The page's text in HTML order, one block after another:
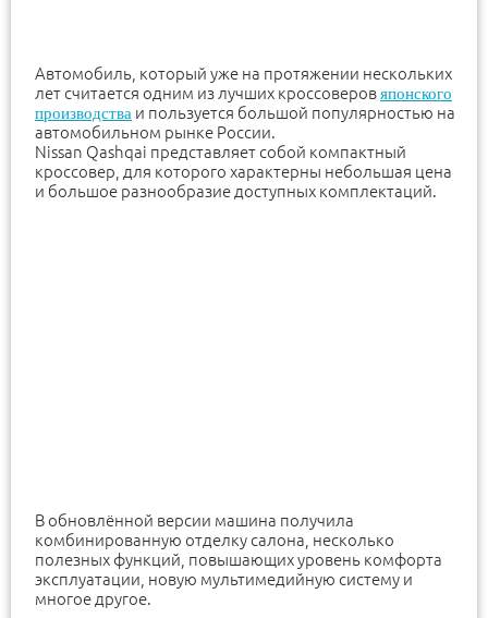
Автомобиль, который уже на протяжении нескольких
лет считается одним из лучших кроссоверовяпонского
производства и пользуется большой популярностью на
автомобильном рынке России.
Nissan Qashqai представляет собой компактный
кроссовер, для которого характерны небольшая цена
и большое разнообразие доступных комплектаций.
В обновлённой версии машина получила
комбинированную отделку салона, несколько
полезных функций, повышающих уровень комфорта
эксплуатации, новую мультимедийную систему и
многое другое.